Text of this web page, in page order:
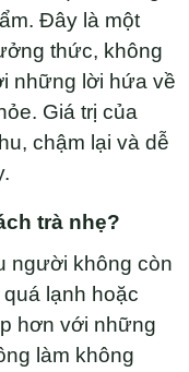
Đây là một
thức, không
những lời hứa về
Giá trị của
chậm lại và dễ
trà nhẹ?
người không còn
lạnh hoặc
hơn với những
làm không